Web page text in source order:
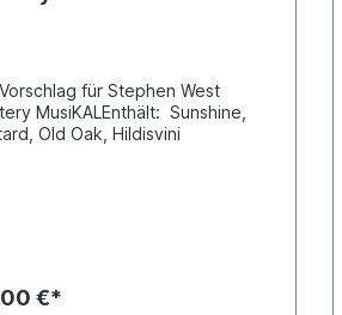
für Stephen West
MusiKALEnthält: Sunshine,
Old Oak, Hildisvini
€*